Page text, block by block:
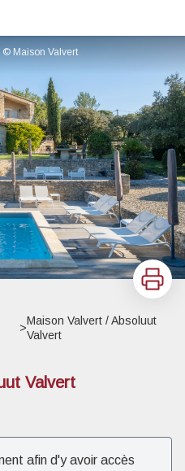
© Maison Valvert
Imprimer
>
Maison Valvert / Absoluut
Valvert
Valvert
afin d'y avoir accès